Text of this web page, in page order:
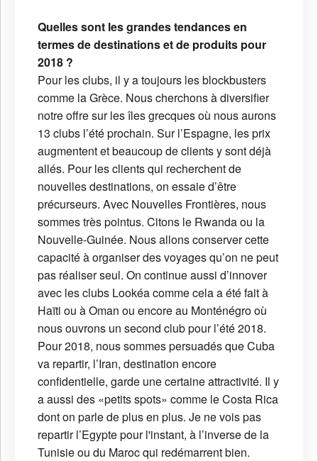
Quelles sont les grandes tendances en
termes de destinations et de produits pour
2018 ?
Pour les clubs, il y a toujours les blockbusters
comme la Grèce. Nous cherchons à diversifier
notre offre sur les îles grecques où nous aurons
13 clubs l’été prochain. Sur l’Espagne, les prix
augmentent et beaucoup de clients y sont déjà
allés. Pour les clients qui recherchent de
nouvelles destinations, on essaie d’être
précurseurs. Avec Nouvelles Frontières, nous
sommes très pointus. Citons le Rwanda ou la
Nouvelle-Guinée. Nous allons conserver cette
capacité à organiser des voyages qu’on ne peut
pas réaliser seul. On continue aussi d’innover
avec les clubs Lookéa comme cela a été fait à
Haïti ou à Oman ou encore au Monténégro où
nous ouvrons un second club pour l’été 2018.
Pour 2018, nous sommes persuadés que Cuba
va repartir, l’Iran, destination encore
confidentielle, garde une certaine attractivité. Il y
a aussi des «petits spots» comme le Costa Rica
dont on parle de plus en plus. Je ne vois pas
repartir l’Egypte pour l'instant, à l’inverse de la
Tunisie ou du Maroc qui redémarrent bien.